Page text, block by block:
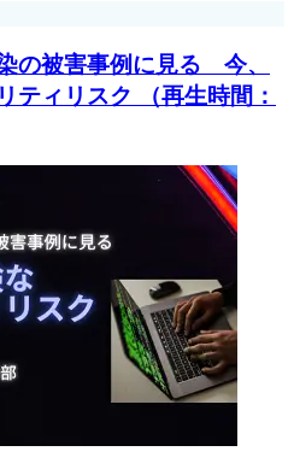
の被害事例に見る 今、
ティリスク （再生時間：